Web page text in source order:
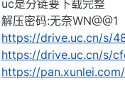
uc是分链要下载完整
解压密码:无奈WN@@1
https://drive.uc.cn/s/
https://drive.uc.cn/s/
https://